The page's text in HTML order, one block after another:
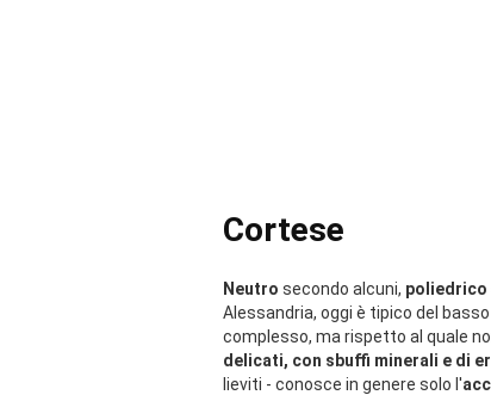
Cortese
Neutro secondo alcuni, poliedrico
Alessandria, oggi è tipico del
complesso, ma rispetto al quale
delicati, con sbuffi minerali e di
lieviti - conosce in genere solo l'